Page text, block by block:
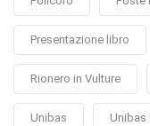
Presentazione libro
Rionero in Vulture
Unibas Unibas